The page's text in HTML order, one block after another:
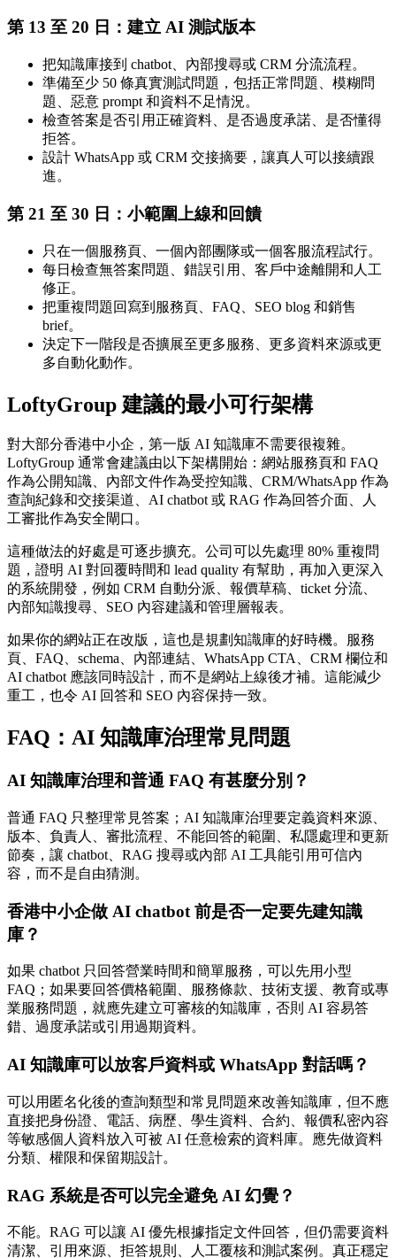
第 13 至 20 日：建立 AI 測試版本
把知識庫接到 chatbot、內部搜尋或 CRM 分流流程。
準備至少 50 條真實測試問題，包括正常問題、模糊問
題、惡意 prompt 和資料不足情況。
檢查答案是否引用正確資料、是否過度承諾、是否懂得
拒答。
設計 WhatsApp 或 CRM 交接摘要，讓真人可以接續跟
進。
第 21 至 30 日：小範圍上線和回饋
只在一個服務頁、一個內部團隊或一個客服流程試行。
每日檢查無答案問題、錯誤引用、客戶中途離開和人工
修正。
把重複問題回寫到服務頁、FAQ、SEO blog 和銷售
brief。
決定下一階段是否擴展至更多服務、更多資料來源或更
多自動化動作。
LoftyGroup 建議的最小可行架構
對大部分香港中小企，第一版 AI 知識庫不需要很複雜。
LoftyGroup 通常會建議由以下架構開始：網站服務頁和 FAQ
作為公開知識、內部文件作為受控知識、CRM/WhatsApp 作為
查詢紀錄和交接渠道、AI chatbot 或 RAG 作為回答介面、人
工審批作為安全閘口。
這種做法的好處是可逐步擴充。公司可以先處理 80% 重複問
題，證明 AI 對回覆時間和 lead quality 有幫助，再加入更深入
的系統開發，例如 CRM 自動分派、報價草稿、ticket 分流、
內部知識搜尋、SEO 內容建議和管理層報表。
如果你的網站正在改版，這也是規劃知識庫的好時機。服務
頁、FAQ、schema、內部連結、WhatsApp CTA、CRM 欄位和
AI chatbot 應該同時設計，而不是網站上線後才補。這能減少
重工，也令 AI 回答和 SEO 內容保持一致。
FAQ：AI 知識庫治理常見問題
AI 知識庫治理和普通 FAQ 有甚麼分別？
普通 FAQ 只整理常見答案；AI 知識庫治理要定義資料來源、
版本、負責人、審批流程、不能回答的範圍、私隱處理和更新
節奏，讓 chatbot、RAG 搜尋或內部 AI 工具能引用可信內
容，而不是自由猜測。
香港中小企做 AI chatbot 前是否一定要先建知識
庫？
如果 chatbot 只回答營業時間和簡單服務，可以先用小型
FAQ；如果要回答價格範圍、服務條款、技術支援、教育或專
業服務問題，就應先建立可審核的知識庫，否則 AI 容易答
錯、過度承諾或引用過期資料。
AI 知識庫可以放客戶資料或 WhatsApp 對話嗎？
可以用匿名化後的查詢類型和常見問題來改善知識庫，但不應
直接把身份證、電話、病歷、學生資料、合約、報價私密內容
等敏感個人資料放入可被 AI 任意檢索的資料庫。應先做資料
分類、權限和保留期設計。
RAG 系統是否可以完全避免 AI 幻覺？
不能。RAG 可以讓 AI 優先根據指定文件回答，但仍需要資料
清潔、引用來源、拒答規則、人工覆核和測試案例。真正穩定